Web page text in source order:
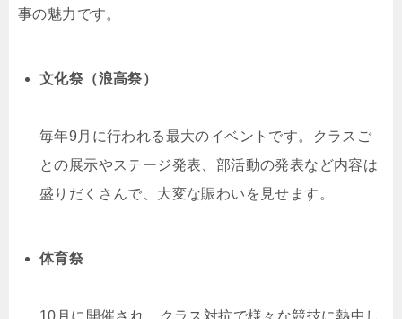
事の魅力です。
文化祭（浪高祭）
毎年9月に行われる最大のイベントです。クラスご
との展示やステージ発表、部活動の発表など内容は
盛りだくさんで、大変な賑わいを見せます。
体育祭
10月に開催され、クラス対抗で様々な競技に熱中し